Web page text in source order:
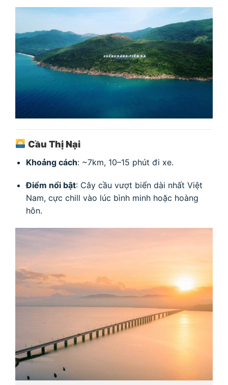
Cầu Thị Nại
Khoảng cách: ~7km, 10–15 phút đi xe.
Điểm nổi bật: Cây cầu vượt biển dài nhất Việt
Nam, cực chill vào lúc bình minh hoặc hoàng
hôn.